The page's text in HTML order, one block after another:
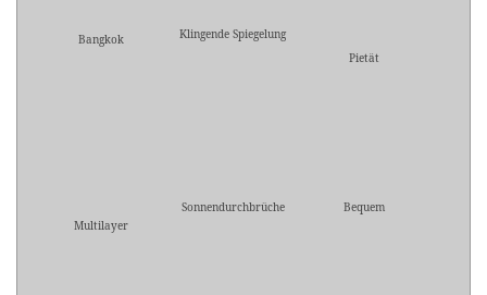
Bangkok
Klingende Spiegelung
Pietät
Multilayer
Sonnendurchbrüche Bequem